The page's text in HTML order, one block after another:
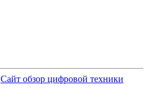
Сайт обзор цифровой техники